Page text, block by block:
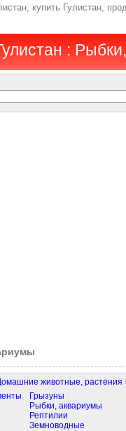
купить Гулистан,
:
животные, растения
Грызуны
Рыбки, аквариумы
Рептилии
Земноводные